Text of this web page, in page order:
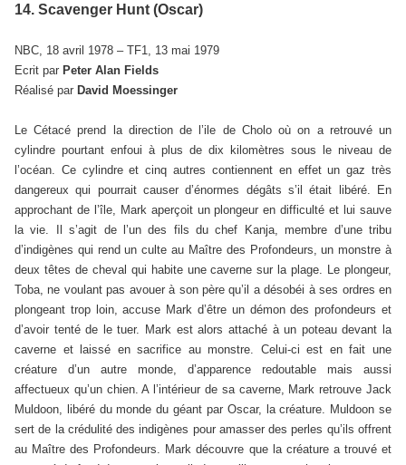
14. Scavenger Hunt (Oscar)
NBC, 18 avril 1978 – TF1, 13 mai 1979
Ecrit par Peter Alan Fields
Réalisé par David Moessinger
Le Cétacé prend la direction de l’ile de Cholo où on a retrouvé un
cylindre pourtant enfoui à plus de dix kilomètres sous le niveau de
l’océan. Ce cylindre et cinq autres contiennent en effet un gaz très
dangereux qui pourrait causer d’énormes dégâts s’il était libéré. En
approchant de l’île, Mark aperçoit un plongeur en difficulté et lui sauve
la vie. Il s’agit de l’un des fils du chef Kanja, membre d’une tribu
d’indigènes qui rend un culte au Maître des Profondeurs, un monstre à
deux têtes de cheval qui habite une caverne sur la plage. Le plongeur,
Toba, ne voulant pas avouer à son père qu’il a désobéi à ses ordres en
plongeant trop loin, accuse Mark d’être un démon des profondeurs et
d’avoir tenté de le tuer. Mark est alors attaché à un poteau devant la
caverne et laissé en sacrifice au monstre. Celui-ci est en fait une
créature d’un autre monde, d’apparence redoutable mais aussi
affectueux qu’un chien. A l’intérieur de sa caverne, Mark retrouve Jack
Muldoon, libéré du monde du géant par Oscar, la créature. Muldoon se
sert de la crédulité des indigènes pour amasser des perles qu’ils offrent
au Maître des Profondeurs. Mark découvre que la créature a trouvé et